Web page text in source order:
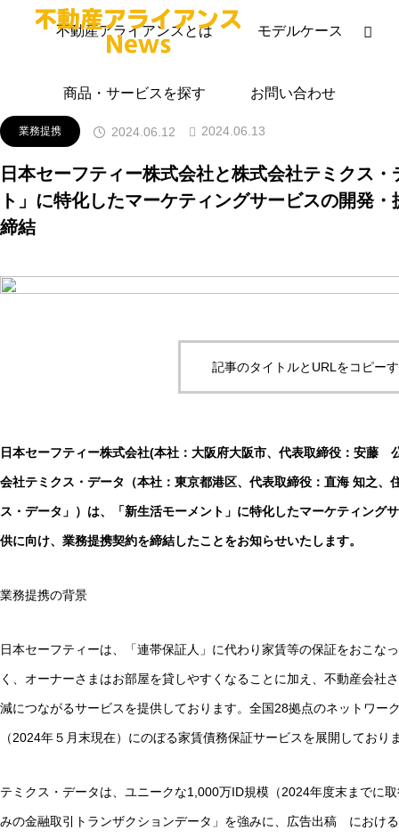
不動産アライアンスとは モデルケース
商品・サービスを探す お問い合わせ
ニュースリリース 業務提携 日本セーフティー株式会社と株
業務提携 2024.06.12 2024.06.13
日本セーフティー株式会社と株式会社テミクス
ト」に特化したマーケティングサービスの開発
締結
記事のタイトルとURLをコピー
日本セーフティー株式会社(本社：大阪府大阪市、代表取締役：安藤
会社テミクス・データ（本社：東京都港区、代表取締役：直海 知之、
ス・データ」）は、「新生活モーメント」に特化したマーケティング
供に向け、業務提携契約を締結したことをお知らせいたします。
業務提携の背景
日本セーフティーは、「連帯保証人」に代わり家賃等の保証をおこな
く、オーナーさまはお部屋を貸しやすくなることに加え、不動産会社
減につながるサービスを提供しております。全国28拠点のネットワー
（2024年５月末現在）にのぼる家賃債務保証サービスを展開しており
テミクス・データは、ユニークな1,000万ID規模（2024年度末までに
みの金融取引トランザクションデータ」を強みに、広告出稿 におけ